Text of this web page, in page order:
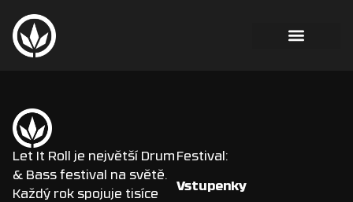
Let It Roll je největší Drum
& Bass festival na světě.
Každý rok spojuje tisíce
Festival:
Vstupenky